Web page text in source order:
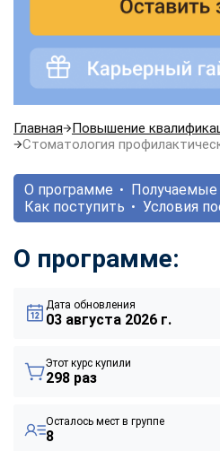
Главная Повышение
Стоматология
О программе
Как поступить
Условия
О программе:
Дата обновления
03 августа 2026 г.
Этот курс купили
298 раз
Осталось мест в группе
8